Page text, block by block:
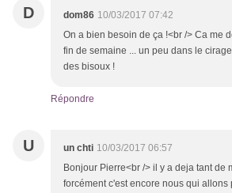
D dom86 10/03/2017 07:42
On a bien besoin de ça !<br /> Ca me
fin de semaine ... un peu dans le
des bisoux !
Répondre
U un chti 10/03/2017 06:57
Bonjour Pierre<br /> il y a deja tant de
forcément c'est encore nous qui allons